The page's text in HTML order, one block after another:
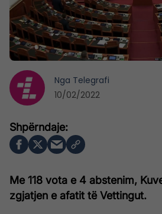
Me 118 vota e 4 abstenim,
zgjatjen e afatit të Vettingut.
Nga Telegrafi
10/02/2022